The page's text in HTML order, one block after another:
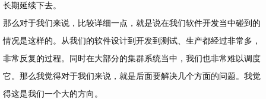
长期延续下去。
那么对于我们来说，比较详细一点，就是说在我们软件开发当中碰到的
情况是这样的。从我们的软件设计到开发到测试、生产都经过非常多，
非常反复的过程。同时在大部分的集群系统当中，我们也非常难以调度
它。那么我觉得对于我们来说，就是后面要解决几个方面的问题。我觉
得这是我们一个大的方向。